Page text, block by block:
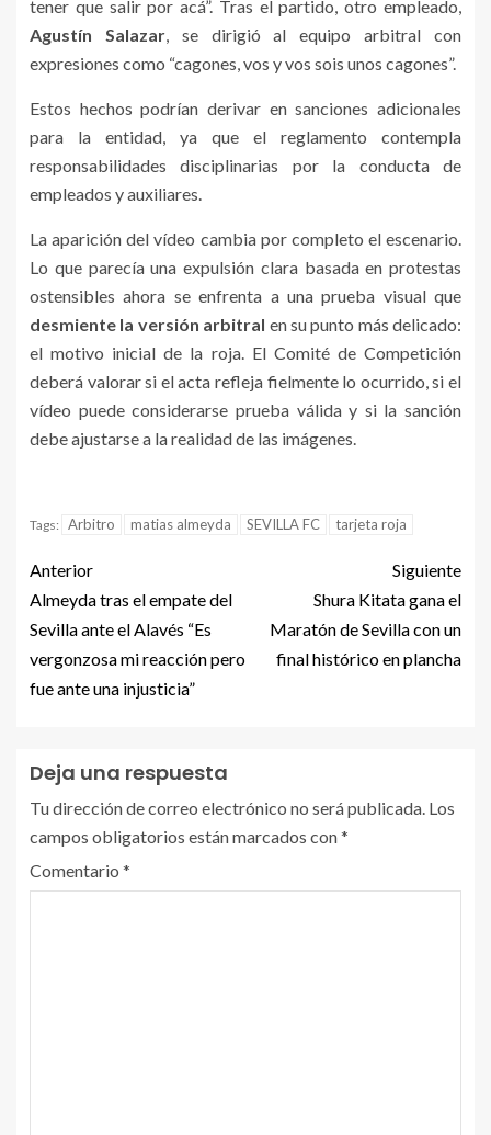
tener que salir por acá”. Tras el partido, otro empleado,
Agustín Salazar, se dirigió al equipo arbitral con
expresiones como “cagones, vos y vos sois unos cagones”.
Estos hechos podrían derivar en sanciones adicionales
para la entidad, ya que el reglamento contempla
responsabilidades disciplinarias por la conducta de
empleados y auxiliares.
La aparición del vídeo cambia por completo el escenario.
Lo que parecía una expulsión clara basada en protestas
ostensibles ahora se enfrenta a una prueba visual que
desmiente la versión arbitral en su punto más delicado:
el motivo inicial de la roja. El Comité de Competición
deberá valorar si el acta refleja fielmente lo ocurrido, si el
vídeo puede considerarse prueba válida y si la sanción
debe ajustarse a la realidad de las imágenes.
Tags: Arbitro matias almeyda SEVILLA FC tarjeta roja
Anterior
Almeyda tras el empate del
Sevilla ante el Alavés “Es
vergonzosa mi reacción pero
fue ante una injusticia”
Siguiente
Shura Kitata gana el
Maratón de Sevilla con un
final histórico en plancha
Deja una respuesta
Tu dirección de correo electrónico no será publicada. Los
campos obligatorios están marcados con*
Comentario *